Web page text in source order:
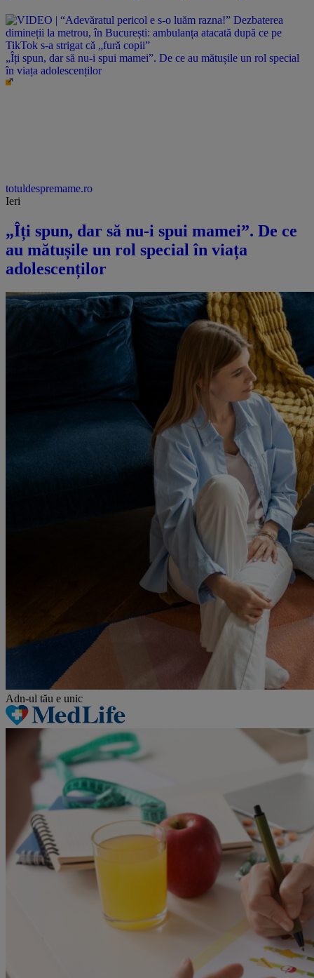
„Îți spun, dar să nu-i spui mamei”. De ce au mătușile un rol special
în viața adolescenților
totuldespremame.ro
Ieri
„Îți spun, dar să nu-i spui mamei”. De ce
au mătușile un rol special în viața
adolescenților
Adn-ul tău e unic